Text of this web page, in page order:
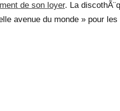
de son loyer. La
avenue du monde » pour les